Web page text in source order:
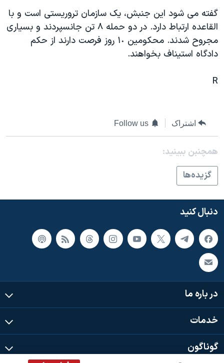
گالری عکس
آرشیو پخش زنده
اعتراضات زن، زندگی، آزادی
مجموعه مستندهای دادخواهی
تریبونال مردمی آبان ۹۸
اعتراضات مردمی آبان ۹۸
نرگس محمدی برنده جایزه نوبل صلح
همایش محافظه‌کاران آمریکا «سی‌پک»
سفر پرزیدنت ترامپ به چین
گفته می شود اين جنبش، يک سازمان تروريستی است و با
القاعده ارتباط دارد. در دو حمله ۸ تن جانسپردند و بسياری
مجروح شدند. محکومين ١٠ روز فرصت دارند از حکم
دادگاه استيناف بخواهند.
R
اشتراک Follow us
همچنبن ببینید:
گزيده‌ها
دنبال کنید
در باره ما
خدمات
گوناگون